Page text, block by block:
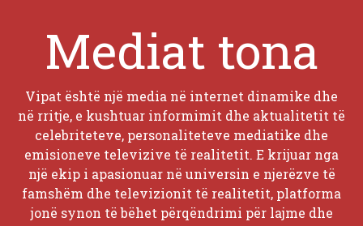
Mediat tona
Vipat është një media në internet dinamike dhe
në rritje, e kushtuar informimit dhe aktualitetit të
celebriteteve, personaliteteve mediatike dhe
emisioneve televizive të realitetit. E krijuar nga
një ekip i apasionuar në universin e njerëzve të
famshëm dhe televizionit të realitetit, platforma
jonë synon të bëhet përqëndrimi për lajme dhe